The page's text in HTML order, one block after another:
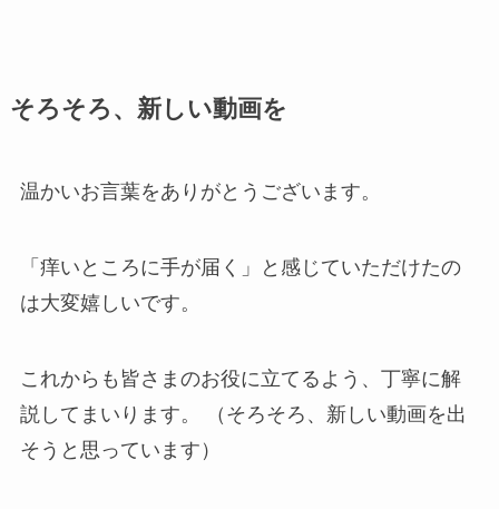
そろそろ、新しい動画を
温かいお言葉をありがとうございます。
「痒いところに手が届く」と感じていただけたの
は大変嬉しいです。
これからも皆さまのお役に立てるよう、丁寧に解
説してまいります。 （そろそろ、新しい動画を出
そうと思っています）